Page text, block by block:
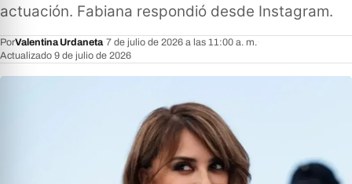
actuación. Fabiana respondió desde Instagram.
PorValentina Urdaneta· 7 de julio de 2026 a las 11:00 a. m.
Actualizado 9 de julio de 2026